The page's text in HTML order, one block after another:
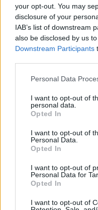
your opt-out. You may
disclosure of your
IAB’s list of downstream
also be disclosed by us
Downstream Participants
Personal Data
I want to opt-out of
personal data.
Opted In
I want to opt-out of
Personal Data.
Opted In
I want to opt-out of
Personal Data for
Opted In
I want to opt-out of
Condividi questo articolo:
E-mail
Stampa Altro
Vuoi ricevere gli
Acconsento al